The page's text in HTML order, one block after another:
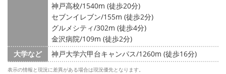
神戸高校/1540m (徒歩20分)
セブンイレブン/155m (徒歩2分)
グルメシティ/302m (徒歩4分)
金沢病院/109m (徒歩2分)
大学など
神戸大学六甲台キャンパス/1260m (徒歩16分)
表示の情報と現況に差異がある場合は現況優先となります。